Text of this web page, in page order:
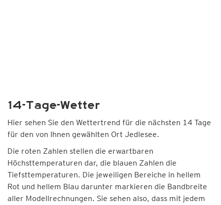
14-Tage-Wetter
Hier sehen Sie den Wettertrend für die nächsten 14 Tage
für den von Ihnen gewählten Ort Jedlesee.
Die roten Zahlen stellen die erwartbaren
Höchsttemperaturen dar, die blauen Zahlen die
Tiefsttemperaturen. Die jeweiligen Bereiche in hellem
Rot und hellem Blau darunter markieren die Bandbreite
aller Modellrechnungen. Sie sehen also, dass mit jedem